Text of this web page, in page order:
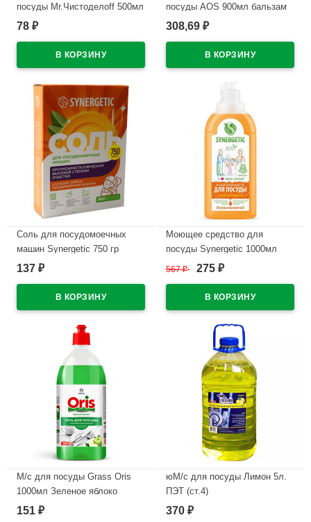
посуды Mr.Чистоделоff 500мл
антибак гель
78 ₽
посуды AOS 900мл бальзам
Ромашка и Витамин Е (Ст.12)
308,69 ₽
Соль для посудомоечных
машин Synergetic 750 гр
арт.102752 (Ст.12)
137 ₽
Моющее средство для
посуды Synergetic 1000мл
Апельсин арт.103056/14
567₽ 275 ₽
М/с для посуды Grass Oris
1000мл Зеленое яблоко
ЭКОНОМ (Ст.)
151 ₽
юМ/с для посуды Лимон 5л.
ПЭТ (ст.4)
В наличии
370 ₽